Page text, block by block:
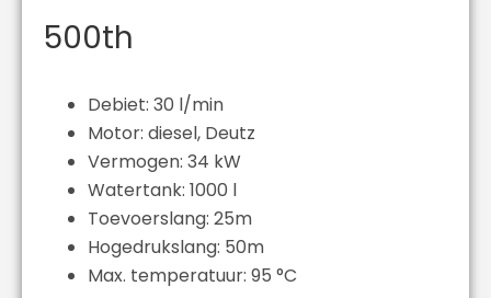
500th
Debiet: 30 l/min
Motor: diesel, Deutz
Vermogen: 34 kW
Watertank: 1000 l
Toevoerslang: 25m
Hogedrukslang: 50m
Max. temperatuur: 95 °C